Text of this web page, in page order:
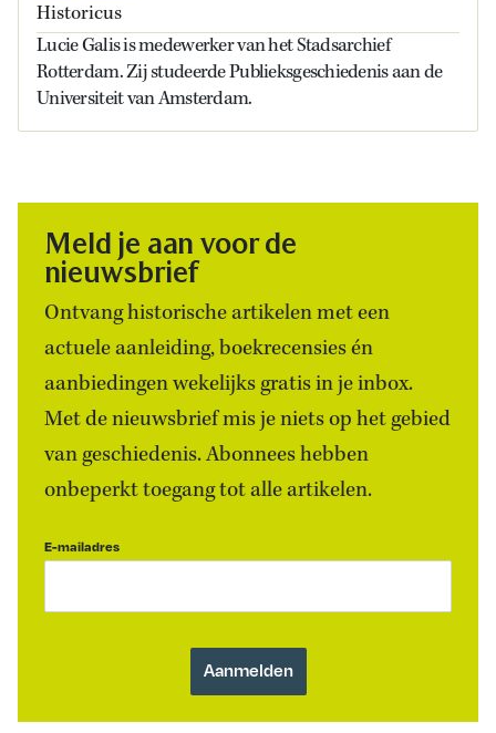
Historicus
Lucie Galis is medewerker van het Stadsarchief
Rotterdam. Zij studeerde Publieksgeschiedenis aan de
Universiteit van Amsterdam.
Meld je aan voor de
nieuwsbrief
Ontvang historische artikelen met een
actuele aanleiding, boekrecensies én
aanbiedingen wekelijks gratis in je inbox.
Met de nieuwsbrief mis je niets op het gebied
van geschiedenis. Abonnees hebben
onbeperkt toegang tot alle artikelen.
E-mailadres